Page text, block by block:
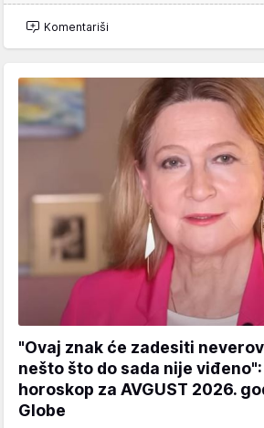
Komentariši
"Ovaj znak će zadesiti
nešto što do sada nije
horoskop za AVGUST 2026.
Globe